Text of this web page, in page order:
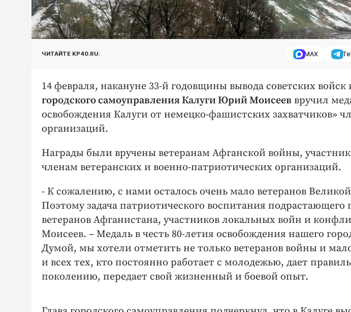
ЧИТАЙТЕ KP40.RU: MAX
14 февраля, накануне 33-й годовщины вывода советских войск
городского самоуправления Калуги Юрий Моисеев вручил
освобождения Калуги от немецко-фашистских захватчиков»
организаций.
Награды были вручены ветеранам Афганской войны,
членам ветеранских и военно-патриотических организаций.
- К сожалению, с нами осталось очень мало ветеранов
Поэтому задача патриотического воспитания подрастающего
ветеранов Афганистана, участников локальных войн и
Моисеев. – Медаль в честь 80-летия освобождения нашего
Думой, мы хотели отметить не только ветеранов войны и
и всех тех, кто постоянно работает с молодежью, дает
поколению, передает свой жизненный и боевой опыт.